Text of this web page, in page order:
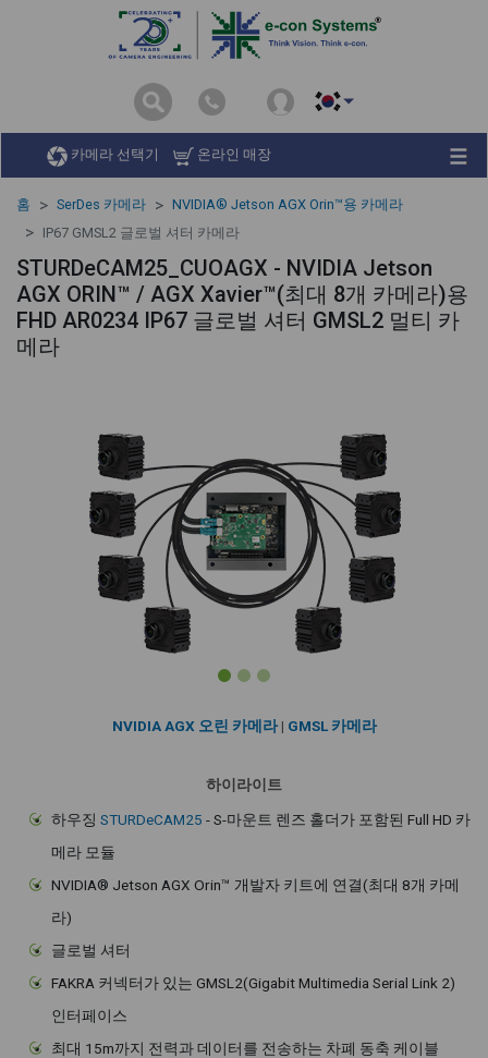
카메라 선택기 온라인 매장
홈 SerDes 카메라
NVIDIA® Jetson AGX Orin™용 카메라
IP67 GMSL2 글로벌 셔터 카메라
STURDeCAM25_CUOAGX - NVIDIA Jetson
AGX ORIN™ / AGX Xavier™(최대 8개 카메라)용
FHD AR0234 IP67 글로벌 셔터 GMSL2 멀티 카
메라
NVIDIA AGX 오린 카메라| GMSL 카메라
하이라이트
하우징 STURDeCAM25 - S-마운트 렌즈 홀더가 포함된 Full HD 카
메라 모듈
NVIDIA® Jetson AGX Orin™ 개발자 키트에 연결(최대 8개 카메
라)
글로벌 셔터
FAKRA 커넥터가 있는 GMSL2(Gigabit Multimedia Serial Link 2)
인터페이스
최대 15m까지 전력과 데이터를 전송하는 차폐 동축 케이블